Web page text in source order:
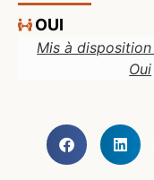
OUI
Mis à disposition
Oui